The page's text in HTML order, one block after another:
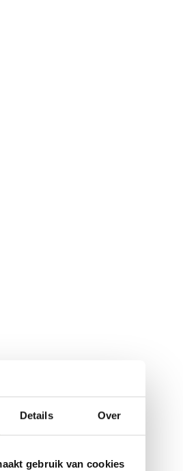
Details Over
gebruik van cookies